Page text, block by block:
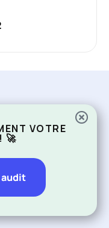
du
?
VOTRE
🚀